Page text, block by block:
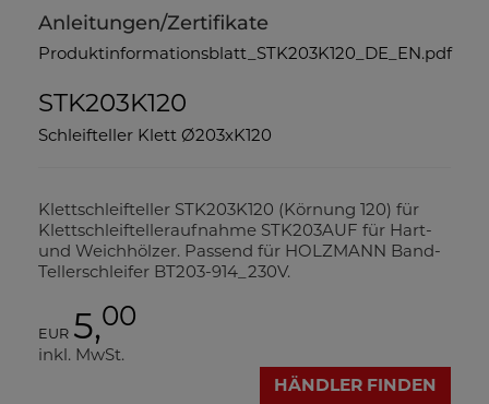
Anleitungen/Zertifikate
Produktinformationsblatt_STK203K120_DE_EN.pdf
STK203K120
Schleifteller Klett Ø203xK120
Klettschleifteller STK203K120 (Körnung 120) für
Klettschleiftelleraufnahme STK203AUF für Hart-
und Weichhölzer. Passend für HOLZMANN Band-
Tellerschleifer BT203-914_230V.
EUR 5,00
inkl. MwSt.
HÄNDLER FINDEN